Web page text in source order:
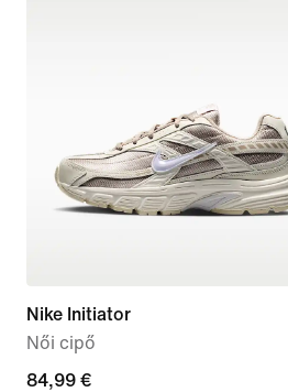
Nike Initiator
Női cipő
84,99
84,99 €